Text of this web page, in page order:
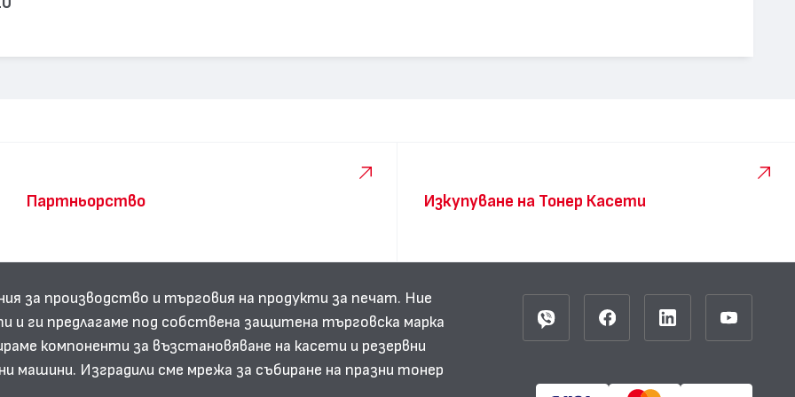
Партньорство Изкупуване на Тонер Касети
за производство и търговия на продукти за печат. Ние
и ги предлагаме под собствена защитена търговска марка
компоненти за възстановяване на касети и резервни
машини. Изградили сме мрежа за събиране на празни тонер